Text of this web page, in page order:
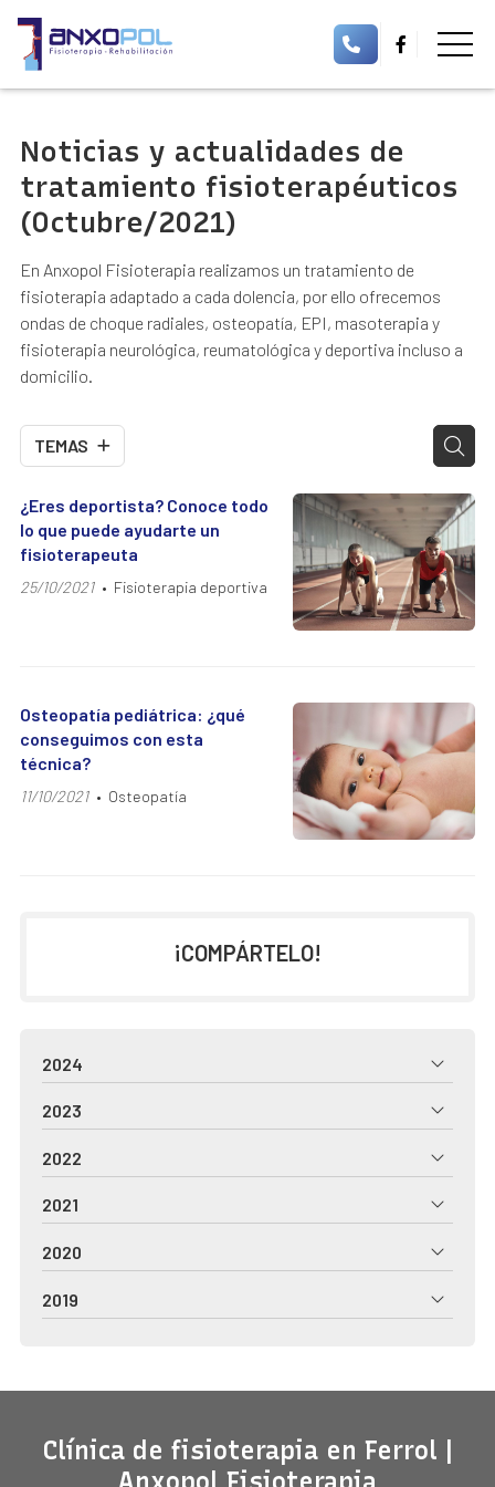
Noticias y actualidades de
tratamiento fisioterapéuticos
(Octubre/2021)
En Anxopol Fisioterapia realizamos un tratamiento de
fisioterapia adaptado a cada dolencia, por ello ofrecemos
ondas de choque radiales, osteopatía, EPI, masoterapia y
fisioterapia neurológica, reumatológica y deportiva incluso a
domicilio.
TEMAS
¿Eres deportista? Conoce todo
lo que puede ayudarte un
fisioterapeuta
25/10/2021 Fisioterapia deportiva
Osteopatía pediátrica: ¿qué
conseguimos con esta
técnica?
11/10/2021 Osteopatía
¡COMPÁRTELO!
2024
2023
2022
2021
2020
2019
Clínica de fisioterapia en Ferrol |